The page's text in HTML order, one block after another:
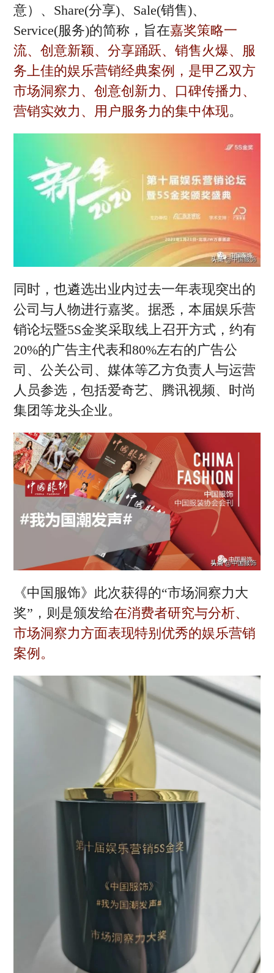
意）、Share(分享)、Sale(销售)、
Service(服务)的简称，旨在嘉奖策略一
流、创意新颖、分享踊跃、销售火爆、服
务上佳的娱乐营销经典案例，是甲乙双方
市场洞察力、创意创新力、口碑传播力、
营销实效力、用户服务力的集中体现。
同时，也遴选出业内过去一年表现突出的
公司与人物进行嘉奖。据悉，本届娱乐营
销论坛暨5S金奖采取线上召开方式，约有
20%的广告主代表和80%左右的广告公
司、公关公司、媒体等乙方负责人与运营
人员参选，包括爱奇艺、腾讯视频、时尚
集团等龙头企业。
《中国服饰》此次获得的“市场洞察力大
奖”，则是颁发给在消费者研究与分析、
市场洞察力方面表现特别优秀的娱乐营销
案例。